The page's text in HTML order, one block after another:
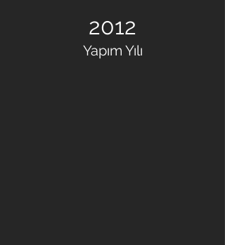
2012
Yapım Yılı